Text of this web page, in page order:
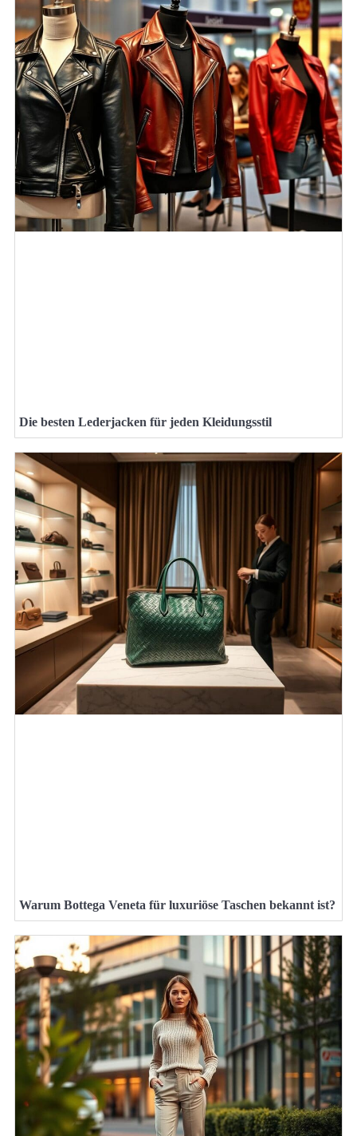
Die besten Lederjacken für jeden Kleidungsstil
Warum Bottega Veneta für luxuriöse Taschen bekannt ist?